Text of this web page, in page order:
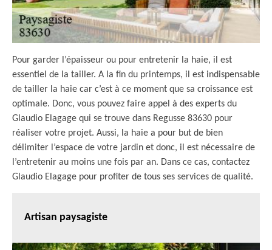
Pour garder l’épaisseur ou pour entretenir la haie, il est
essentiel de la tailler. A la fin du printemps, il est indispensable
de tailler la haie car c’est à ce moment que sa croissance est
optimale. Donc, vous pouvez faire appel à des experts du
Glaudio Elagage qui se trouve dans Regusse 83630 pour
réaliser votre projet. Aussi, la haie a pour but de bien
délimiter l’espace de votre jardin et donc, il est nécessaire de
l’entretenir au moins une fois par an. Dans ce cas, contactez
Glaudio Elagage pour profiter de tous ses services de qualité.
Artisan paysagiste